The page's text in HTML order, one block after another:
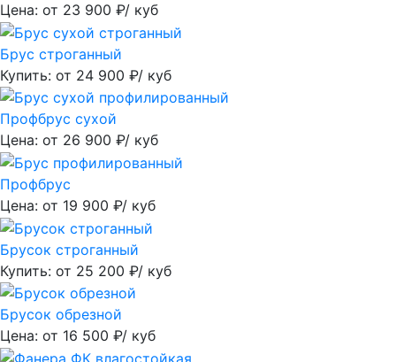
Цена: от 23 900 ₽/ куб
Брус строганный
Купить: от 24 900 ₽/ куб
Профбрус сухой
Цена: от 26 900 ₽/ куб
Профбрус
Цена: от 19 900 ₽/ куб
Брусок строганный
Купить: от 25 200 ₽/ куб
Брусок обрезной
Цена: от 16 500 ₽/ куб